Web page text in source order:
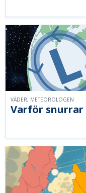
Varför snurrar
VÄDER, METEOROLOGEN